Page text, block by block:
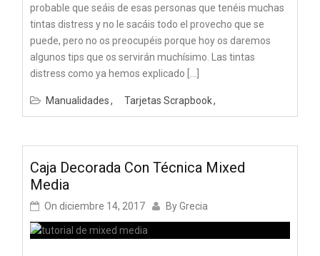
probable que seáis de esas personas que tenéis muchas
tintas distress y no le sacáis todo el provecho que se
puede, pero no os preocupéis porque hoy os daremos
algunos tips que os servirán muchísimo. Las tintas
distress como ya hemos explicado […]
Manualidades Tarjetas Scrapbook
Caja Decorada Con Técnica Mixed
Media
On diciembre 14, 2017 ByGrecia